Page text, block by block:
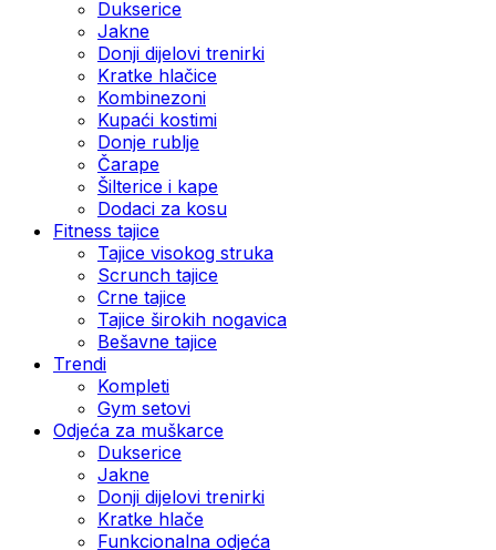
Dukserice
Jakne
Donji dijelovi trenirki
Kratke hlačice
Kombinezoni
Kupaći kostimi
Donje rublje
Čarape
Šilterice i kape
Dodaci za kosu
Fitness tajice
Tajice visokog struka
Scrunch tajice
Crne tajice
Tajice širokih nogavica
Bešavne tajice
Trendi
Kompleti
Gym setovi
Odjeća za muškarce
Dukserice
Jakne
Donji dijelovi trenirki
Kratke hlače
Funkcionalna odjeća